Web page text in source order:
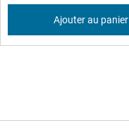
Ajouter au panier